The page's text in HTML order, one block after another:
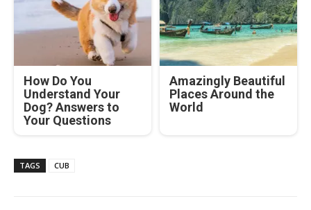
How Do You
Understand Your
Dog? Answers to
Your Questions
Amazingly Beautiful
Places Around the
World
TAGS CUB